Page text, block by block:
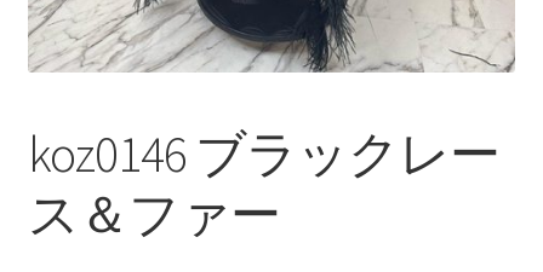
koz0146 ブラックレー
ス＆ファー